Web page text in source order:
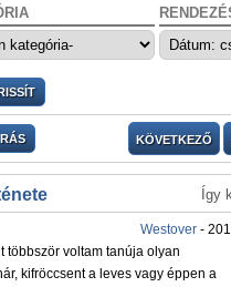
KÖVETKEZŐ
Így
Westover -
többször voltam tanúja olyan
kifröccsent a leves vagy éppen a